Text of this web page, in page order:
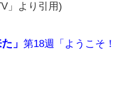
」より引用)
」 第18週「ようこそ！